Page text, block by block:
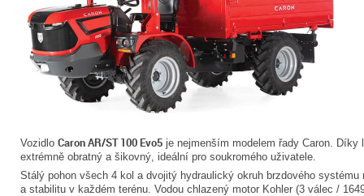
Vozidlo Caron AR/ST 100 Evo5 je nejmenším modelem řady Caron.
extrémně obratný a šikovný, ideální pro soukromého uživatele.
Stálý pohon všech 4 kol a dvojitý hydraulický okruh brzdového
a stabilitu v každém terénu. Vodou chlazený motor Kohler (3 válec /